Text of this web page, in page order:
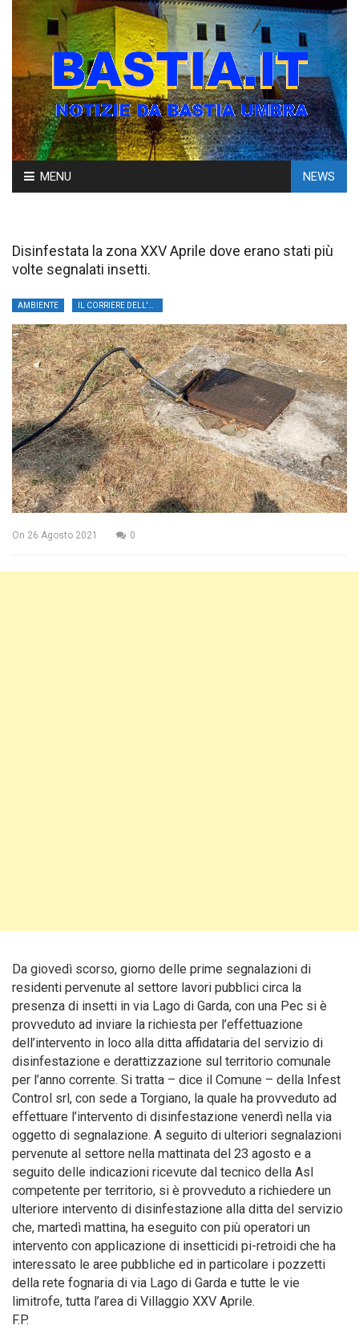
Skip
to
MENU NEWS
Disinfestata la zona XXV Aprile dove erano stati più
volte segnalati insetti.
AMBIENTE
On 26 Agosto 2021 0
Da giovedì scorso, giorno delle prime segnalazioni di
residenti pervenute al settore lavori pubblici circa la
presenza di insetti in via Lago di Garda, con una Pec si è
provveduto ad inviare la richiesta per l’effettuazione
dell’intervento in loco alla ditta affidataria del servizio di
disinfestazione e derattizzazione sul territorio comunale
per l’anno corrente. Si tratta – dice il Comune – della Infest
Control srl, con sede a Torgiano, la quale ha provveduto ad
effettuare l’intervento di disinfestazione venerdì nella via
oggetto di segnalazione. A seguito di ulteriori segnalazioni
pervenute al settore nella mattinata del 23 agosto e a
seguito delle indicazioni ricevute dal tecnico della Asl
competente per territorio, si è provveduto a richiedere un
ulteriore intervento di disinfestazione alla ditta del servizio
che, martedì mattina, ha eseguito con più operatori un
intervento con applicazione di insetticidi pi-retroidi che ha
interessato le aree pubbliche ed in particolare i pozzetti
della rete fognaria di via Lago di Garda e tutte le vie
limitrofe, tutta l’area di Villaggio XXV Aprile.
F.P.